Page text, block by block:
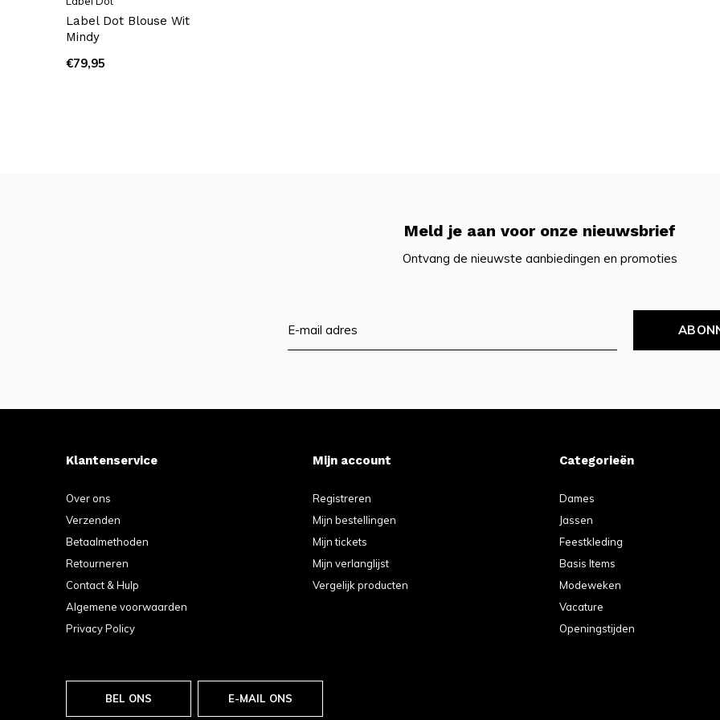
Label Dot Blouse Wit
Mindy
€79,95
Meld je aan voor onze nieuwsbrief
Ontvang de nieuwste aanbiedingen en promoties
Klantenservice
Over ons
Verzenden
Betaalmethoden
Retourneren
Contact & Hulp
Algemene voorwaarden
Privacy Policy
Mijn account
Registreren
Mijn bestellingen
Mijn tickets
Mijn verlanglijst
Vergelijk producten
Categorieën
Dames
Jassen
Feestkleding
Basis Items
Modeweken
Vacature
Openingstijden
BEL ONS E-MAIL ONS